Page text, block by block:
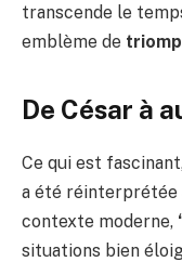
transcende le
emblème de
De César à
Ce qui est
a été réinterprétée
contexte moderne,
situations bien